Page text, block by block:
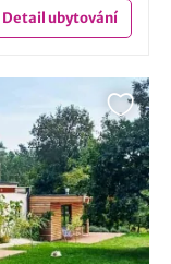
Detailubytování